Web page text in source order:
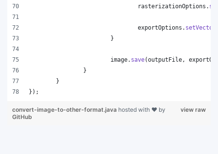
rasterizationOptions .
exportOptions .
			}
image. save(outputFile ,
		}
	}
});
view raw
convert-image-to-other-format.java hosted with ❤ by
GitHub